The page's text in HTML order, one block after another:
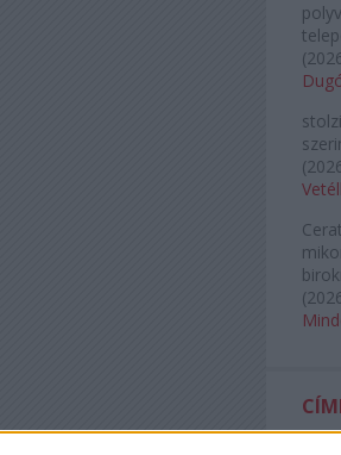
(
(
(